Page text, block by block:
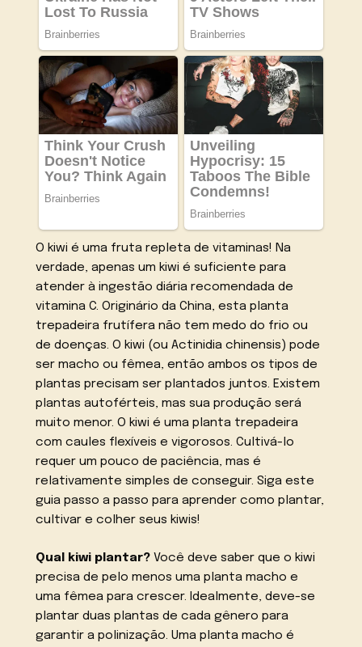
O kiwi é uma fruta repleta de vitaminas! Na
verdade, apenas um kiwi é suficiente para
atender à ingestão diária recomendada de
vitamina C. Originário da China, esta planta
trepadeira frutífera não tem medo do frio ou
de doenças. O kiwi (ou Actinidia chinensis) pode
ser macho ou fêmea, então ambos os tipos de
plantas precisam ser plantados juntos. Existem
plantas autoférteis, mas sua produção será
muito menor. O kiwi é uma planta trepadeira
com caules flexíveis e vigorosos. Cultivá-lo
requer um pouco de paciência, mas é
relativamente simples de conseguir. Siga este
guia passo a passo para aprender como plantar,
cultivar e colher seus kiwis!
Qual kiwi plantar? Você deve saber que o kiwi
precisa de pelo menos uma planta macho e
uma fêmea para crescer. Idealmente, deve-se
plantar duas plantas de cada gênero para
garantir a polinização. Uma planta macho é